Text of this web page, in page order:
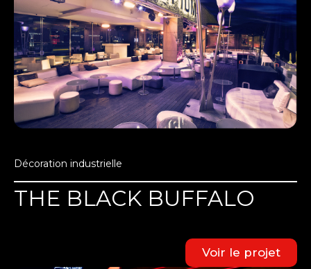
Décoration industrielle
THE BLACK BUFFALO
Voir le projet